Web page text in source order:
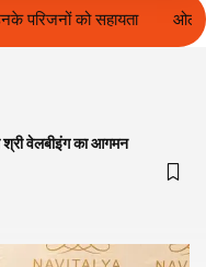
फुटबॉल टूर्नामेंट में रिग हाउस
श्री वेलबीइंग का आगमन